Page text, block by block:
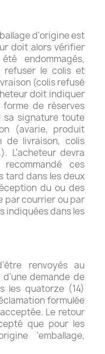
d'origine est
doit alors vérifier
endommagés,
refuser le colis et
(colis refusé
doit indiquer
de réserves
sa signature toute
(avarie, produit
de livraison, colis
L'acheteur devra
ces
tard dans les deux
du ou des
par courrier ou par
indiquées dans les
renvoyés au
demande de
les quatorze (14)
formulée
Le retour
que pour les
'emballage,